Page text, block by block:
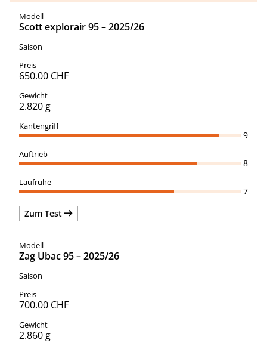
Scott explorair 95 – 2025/26
650.00 CHF
2.820 g
9
8
7
Zum Test
Zag Ubac 95 – 2025/26
700.00 CHF
2.860 g